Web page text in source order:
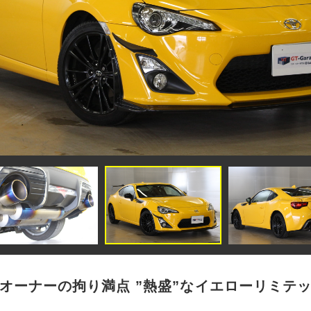
ーナーの拘り満点 ”熱盛”なイエローリミテ